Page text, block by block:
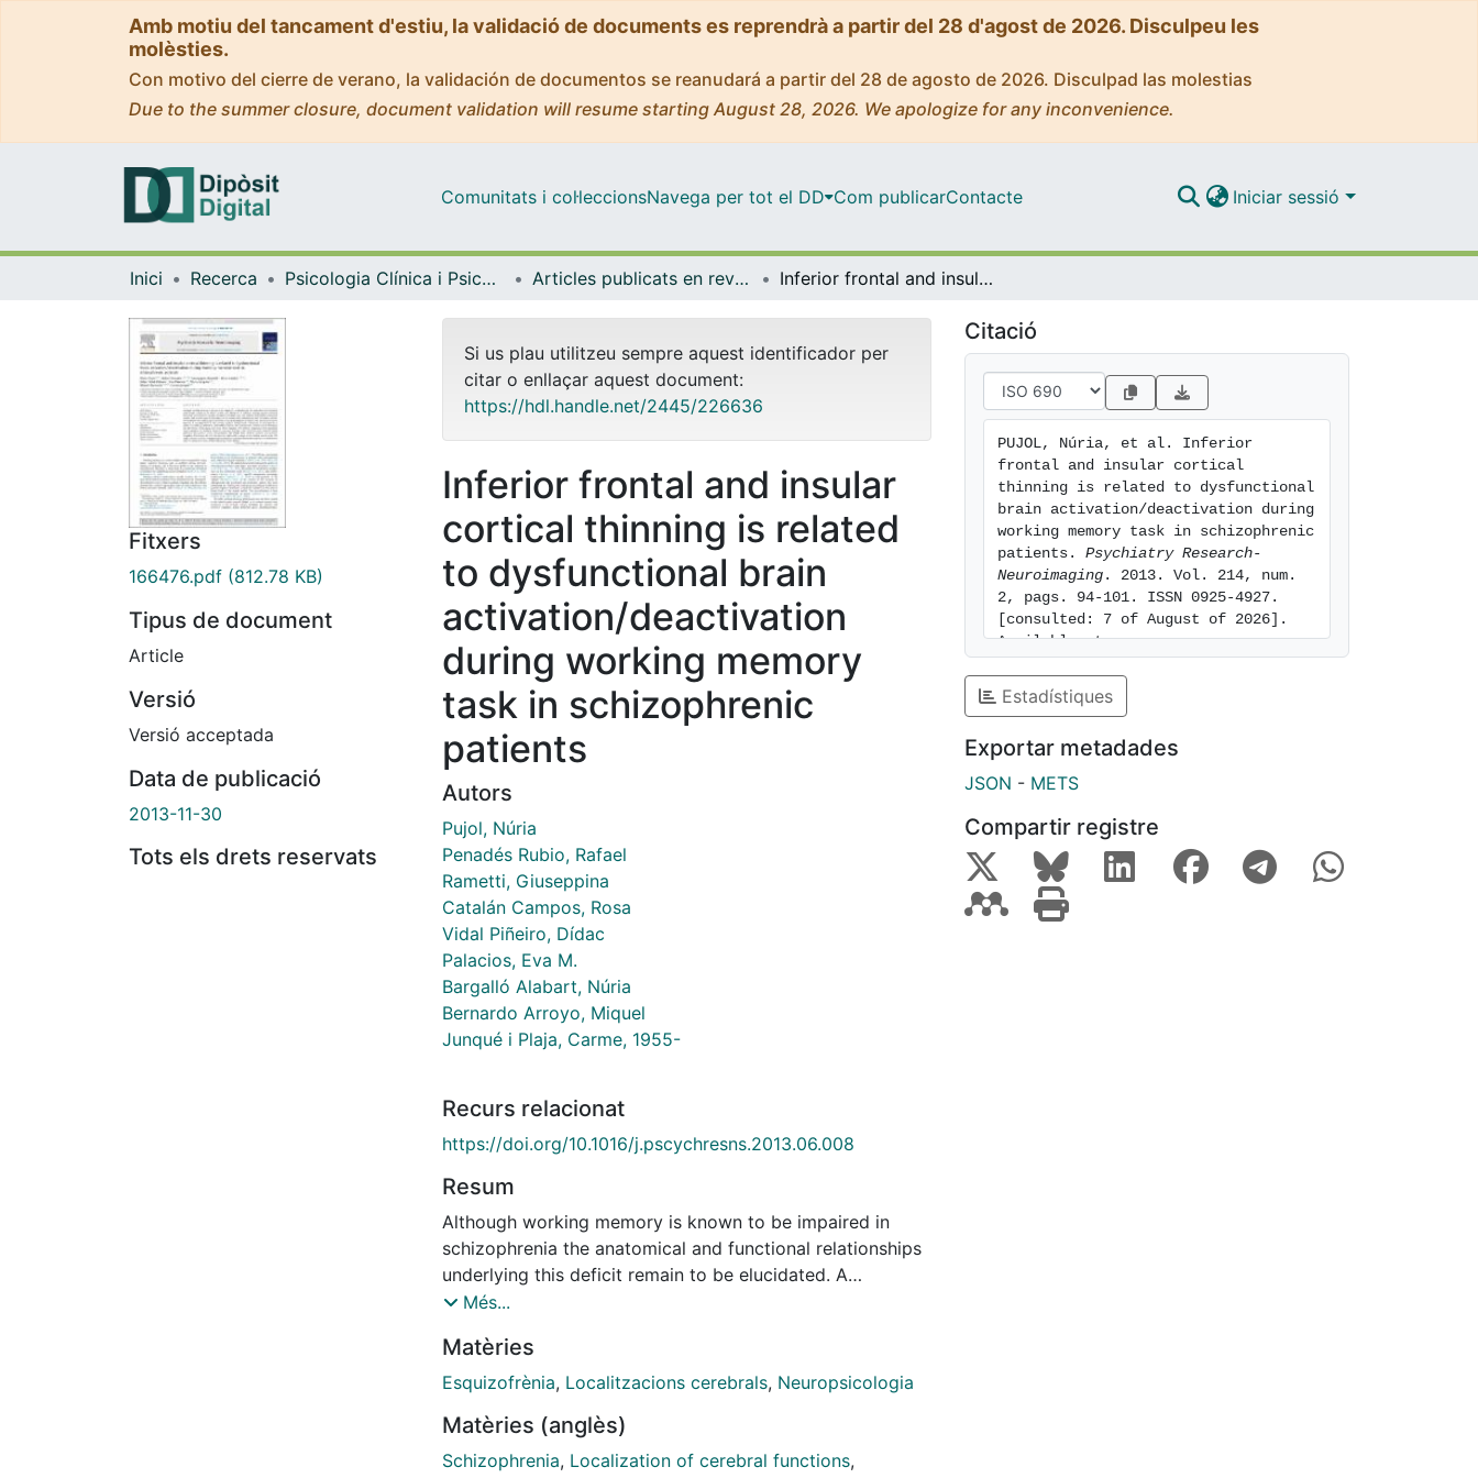
Amb motiu del tancament d'estiu, la validació de documents es reprendrà a partir del 28 d'agost de 2026. Disculpeu les
molèsties.
Con motivo del cierre de verano, la validación de documentos se reanudará a partir del 28 de agosto de 2026. Disculpad las molestias
Due to the summer closure, document validation will resume starting August 28, 2026. We apologize for any inconvenience.
Comunitats i col·leccionsNavega per tot el DD Com publicarContacte Iniciar sessió
Inici Recerca Psicologia Clínica i Psicobiologia Articles publicats en revistes (Psicologia Clínica i Psicobiologia) Inferior frontal and insular cortical thinning is related to dysfunctional brain activation/deactivation during working memory task in schizophrenic patients
Fitxers
166476.pdf (812.78 KB)
Tipus de document
Article
Versió
Versió acceptada
Data de publicació
2013-11-30
Tots els drets reservats
Si us plau utilitzeu sempre aquest identificador per
citar o enllaçar aquest document:
https://hdl.handle.net/2445/226636
Inferior frontal and insular
cortical thinning is related
to dysfunctional brain
activation/deactivation
during working memory
task in schizophrenic
patients
Autors
Pujol, Núria
Penadés Rubio, Rafael
Rametti, Giuseppina
Catalán Campos, Rosa
Vidal Piñeiro, Dídac
Palacios, Eva M.
Bargalló Alabart, Núria
Bernardo Arroyo, Miquel
Junqué i Plaja, Carme, 1955-
Recurs relacionat
https://doi.org/10.1016/j.pscychresns.2013.06.008
Resum
Although working memory is known to be impaired in
schizophrenia the anatomical and functional relationships
underlying this deficit remain to be elucidated. A
combined imaging approach involving functional and
applying independent component analysis and surface-
based morphometry to 14 patients with schizophrenia and
assessed by a neuropsychological test battery that
measured executive function. It was hypothesized that
Més...
Matèries
Esquizofrènia, Localitzacions cerebrals, Neuropsicologia
Matèries (anglès)
Schizophrenia, Localization of cerebral functions,
Citació
PUJOL, Núria, et al. Inferior
frontal and insular cortical
thinning is related to dysfunctional
brain activation/deactivation during
working memory task in schizophrenic
patients. Psychiatry Research-
Neuroimaging . 2013. Vol. 214, num.
2, pags. 94-101. ISSN 0925-4927.
[consulted: 7 of August of 2026].
Available at:
Estadístiques
Exportar metadades
JSON - METS
Compartir registre